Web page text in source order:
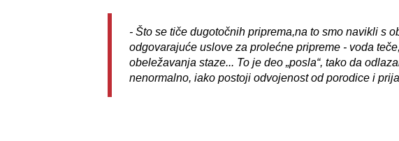
- Što se tiče dugotočnih priprema,na to smo navikli s
odgovarajuće uslove za prolećne pripreme - voda
obeležavanja staze... To je deo „posla“, tako da
nenormalno, iako postoji odvojenost od porodice i